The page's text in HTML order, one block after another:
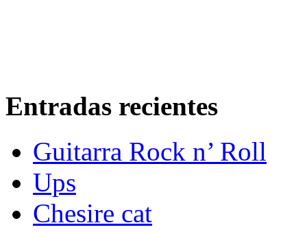
Entradas recientes
Guitarra Rock n’ Roll
Ups
Chesire cat